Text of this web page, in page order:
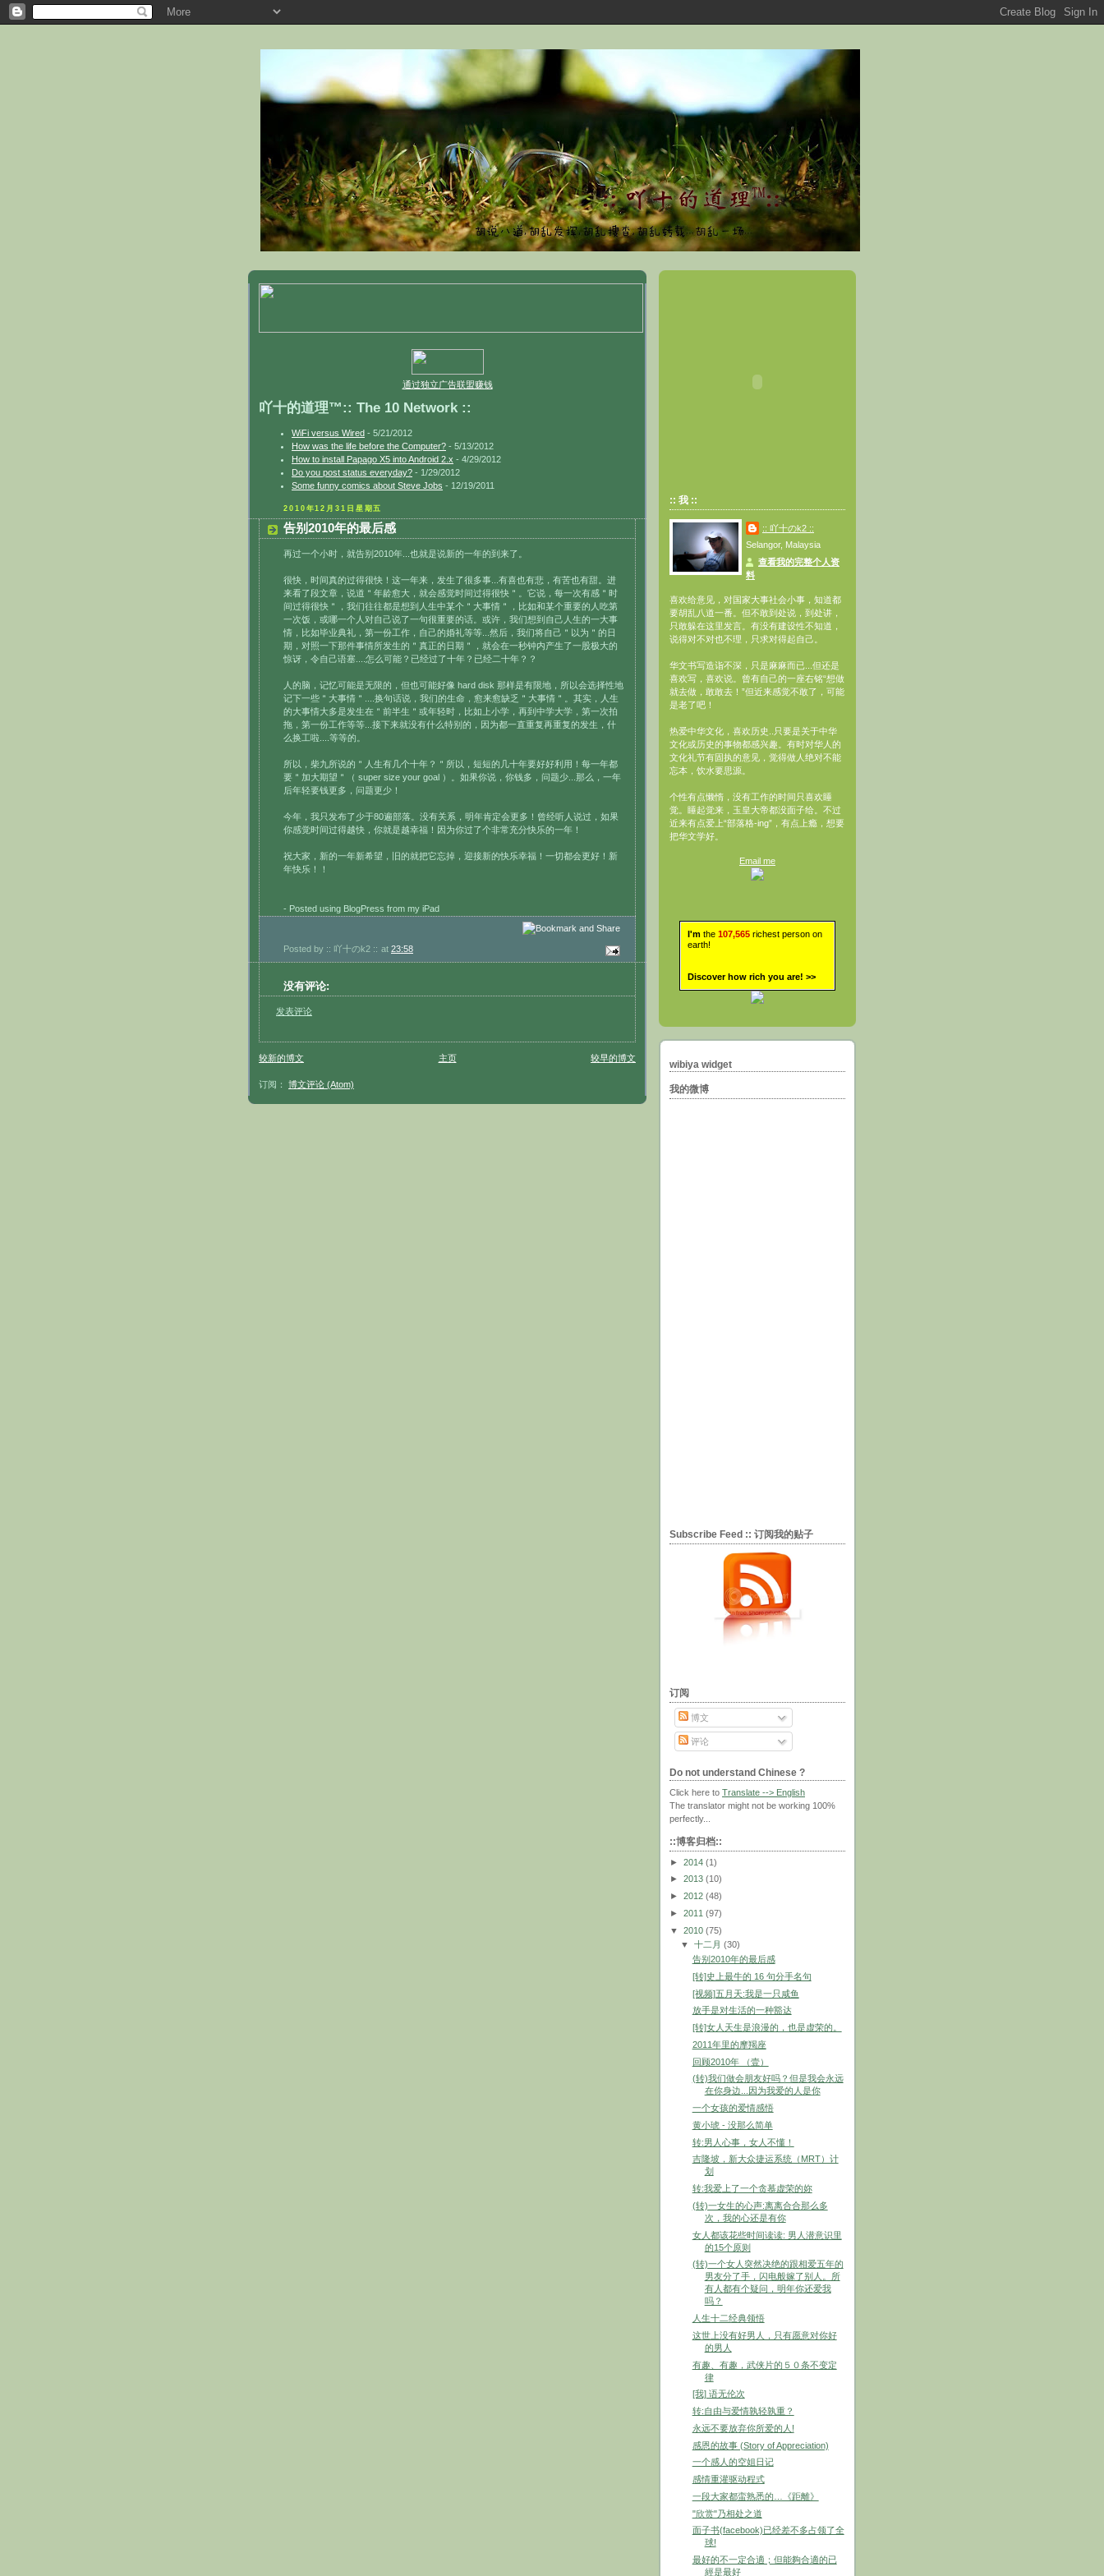
通过独立广告联盟赚钱
吖十的道理™:: The 10 Network ::
WiFi versus Wired - 5/21/2012
How was the life before the Computer? - 5/13/2012
How to install Papago X5 into Android 2.x - 4/29/2012
Do you post status everyday? - 1/29/2012
Some funny comics about Steve Jobs - 12/19/2011
2010年12月31日星期五
告别2010年的最后感
再过一个小时，就告别2010年...也就是说新的一年的到来了。
很快，时间真的过得很快！这一年来，发生了很多事...有喜也有悲，有苦也有甜。进
来看了段文章，说道＂年龄愈大，就会感觉时间过得很快＂。它说，每一次有感＂时
间过得很快＂，我们往往都是想到人生中某个＂大事情＂，比如和某个重要的人吃第
一次饭，或哪一个人对自己说了一句很重要的话。或许，我们想到自己人生的一大事
情，比如毕业典礼，第一份工作，自己的婚礼等等...然后，我们将自己＂以为＂的日
期，对照一下那件事情所发生的＂真正的日期＂，就会在一秒钟内产生了一股极大的
惊讶，令自己语塞....怎么可能？已经过了十年？已经二十年？？
人的脑，记忆可能是无限的，但也可能好像 hard disk 那样是有限地，所以会选择性地
记下一些＂大事情＂....换句话说，我们的生命，愈来愈缺乏＂大事情＂。其实，人生
的大事情大多是发生在＂前半生＂或年轻时，比如上小学，再到中学大学，第一次拍
拖，第一份工作等等...接下来就没有什么特别的，因为都一直重复再重复的发生，什
么换工啦....等等的。
所以，柴九所说的＂人生有几个十年？＂所以，短短的几十年要好好利用！每一年都
要＂加大期望＂（ super size your goal ）。如果你说，你钱多，问题少...那么，一年
后年轻要钱更多，问题更少！
今年，我只发布了少于80遍部落。没有关系，明年肯定会更多！曾经听人说过，如果
你感觉时间过得越快，你就是越幸福！因为你过了个非常充分快乐的一年！
祝大家，新的一年新希望，旧的就把它忘掉，迎接新的快乐幸福！一切都会更好！新
年快乐！！
- Posted using BlogPress from my iPad
Posted by :: 吖十のk2 :: at 23:58
没有评论:
发表评论
较新的博文 较早的博文
主页
订阅： 博文评论 (Atom)
:: 我 ::
:: 吖十のk2 ::
Selangor, Malaysia
查看我的完整个人资
料
喜欢给意见，对国家大事社会小事，知道都
要胡乱八道一番。但不敢到处说，到处讲，
只敢躲在这里发言。有没有建设性不知道，
说得对不对也不理，只求对得起自己。
华文书写造诣不深，只是麻麻而已...但还是
喜欢写，喜欢说。曾有自己的一座右铭“想做
就去做，敢敢去！”但近来感觉不敢了，可能
是老了吧！
热爱中华文化，喜欢历史..只要是关于中华
文化或历史的事物都感兴趣。有时对华人的
文化礼节有固执的意见，觉得做人绝对不能
忘本，饮水要思源。
个性有点懒惰，没有工作的时间只喜欢睡
觉。睡起觉来，玉皇大帝都没面子给。不过
近来有点爱上“部落格-ing”，有点上瘾，想要
把华文学好。
Email me
I'm the 107,565 richest person on
earth!
Discover how rich you are! >>
wibiya widget
我的微博
Subscribe Feed :: 订阅我的贴子
订阅
博文
评论
Do not understand Chinese ?
Click here to Translate --> English
The translator might not be working 100%
perfectly...
::博客归档::
► 2014 (1)
► 2013 (10)
► 2012 (48)
► 2011 (97)
▼ 2010 (75)
▼十二月(30)
告别2010年的最后感
[转]史上最牛的 16 句分手名句
[视频]五月天:我是一只咸鱼
放手是对生活的一种豁达
[转]女人天生是浪漫的，也是虚荣的。
2011年里的摩羯座
回顾2010年 （壹）
(转)我们做会朋友好吗？但是我会永远
在你身边...因为我爱的人是你
一个女孩的爱情感悟
黄小琥 - 没那么简单
转:男人心事，女人不懂！
吉隆坡，新大众捷运系统（MRT）计
划
转:我爱上了一个贪慕虚荣的妳
(转)一女生的心声:离离合合那么多
次，我的心还是有你
女人都该花些时间读读: 男人潜意识里
的15个原则
(转)一个女人突然决绝的跟相爱五年的
男友分了手，闪电般嫁了别人。所
有人都有个疑问，明年你还爱我
吗？
人生十二经典领悟
这世上没有好男人，只有愿意对你好
的男人
有趣、有趣，武侠片的５０条不变定
律
[我] 语无伦次
转:自由与爱情孰轻孰重？
永远不要放弃你所爱的人!
感恩的故事 (Story of Appreciation)
一个感人的空姐日记
感情重灌驱动程式
一段大家都蛮熟悉的…《距離》
"欣赏"乃相处之道
面子书(facebook)已经差不多占领了全
球!
最好的不一定合適；但能夠合適的已
經是最好